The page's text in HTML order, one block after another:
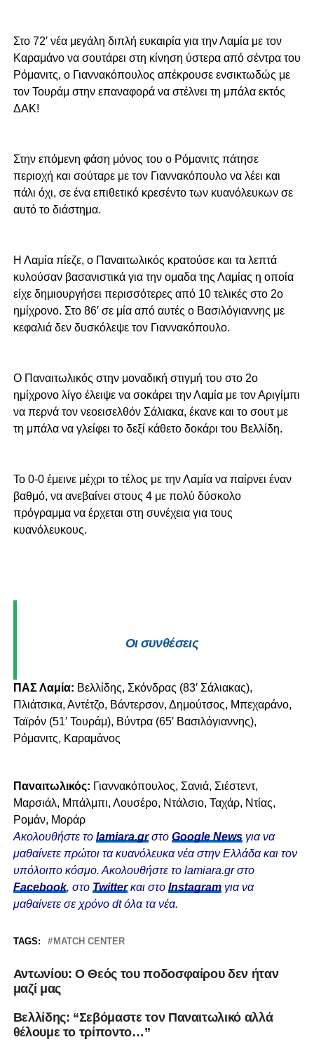
Στο 72′ νέα μεγάλη διπλή ευκαιρία για την Λαμία με τον
Καραμάνο να σουτάρει στη κίνηση ύστερα από σέντρα του
Ρόμανιτς, ο Γιαννακόπουλος απέκρουσε ενσικτωδώς με
τον Τουράμ στην επαναφορά να στέλνει τη μπάλα εκτός
ΔΑΚ!
Στην επόμενη φάση μόνος του ο Ρόμανιτς πάτησε
περιοχή και σούταρε με τον Γιαννακόπουλο να λέει και
πάλι όχι, σε ένα επιθετικό κρεσέντο των κυανόλευκων σε
αυτό το διάστημα.
Η Λαμία πίεζε, ο Παναιτωλικός κρατούσε και τα λεπτά
κυλούσαν βασανιστικά για την ομαδα της Λαμίας η οποία
είχε δημιουργήσει περισσότερες από 10 τελικές στο 2ο
ημίχρονο. Στο 86′ σε μία από αυτές ο Βασιλόγιαννης με
κεφαλιά δεν δυσκόλεψε τον Γιαννακόπουλο.
Ο Παναιτωλικός στην μοναδική στιγμή του στο 2ο
ημίχρονο λίγο έλειψε να σοκάρει την Λαμία με τον Αριγίμπι
να περνά τον νεοεισελθόν Σάλιακα, έκανε και το σουτ με
τη μπάλα να γλείφει το δεξί κάθετο δοκάρι του Βελλίδη.
Το 0-0 έμεινε μέχρι το τέλος με την Λαμία να παίρνει έναν
βαθμό, να ανεβαίνει στους 4 με πολύ δύσκολο
πρόγραμμα να έρχεται στη συνέχεια για τους
κυανόλευκους.
Οι συνθέσεις
ΠΑΣ Λαμία: Βελλίδης, Σκόνδρας (83′ Σάλιακας),
Πλιάτσικα, Αντέτζο, Βάντερσον, Δημούτσος, Μπεχαράνο,
Ταϊρόν (51′ Τουράμ), Βύντρα (65′ Βασιλόγιαννης),
Ρόμανιτς, Καραμάνος
Παναιτωλικός: Γιαννακόπουλος, Σανιά, Σιέστεντ,
Μαρσιάλ, Μπάλμπι, Λουσέρο, Ντάλσιο, Ταχάρ, Ντίας,
Ρομάν, Μοράρ
Ακολουθήστε το lamiara.grστο Google Newsγια να
μαθαίνετε πρώτοι τα κυανόλευκα νέα στην Ελλάδα και τον
υπόλοιπο κόσμο. Ακολουθήστε το lamiara.gr στο
Facebook, στο Twitterκαι στο Instagram για να
μαθαίνετε σε χρόνο dt όλα τα νέα.
TAGS: MATCH CENTER
Αντωνίου: Ο Θεός του ποδοσφαίρου δεν ήταν
μαζί μας
Bελλίδης: “Σεβόμαστε τον Παναιτωλικό αλλά
θέλουμε το τρίποντο…”